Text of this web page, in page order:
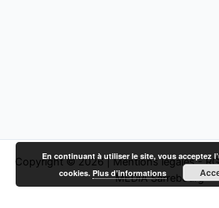
Copyright © 2026 |Mentions légales -
MEDIA Sarrebourg
En continuant à utiliser le site, vous acceptez
cookies.Plus d’informations